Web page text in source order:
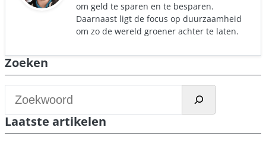
om geld te sparen en te besparen.
Daarnaast ligt de focus op duurzaamheid
om zo de wereld groener achter te laten.
Zoeken
Z
o
e
Laatste artikelen